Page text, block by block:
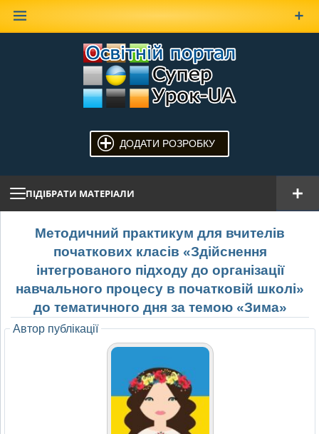
ДОДАТИ РОЗРОБКУ
ПІДІБРАТИ МАТЕРІАЛИ
Методичний практикум для вчителів
початкових класів «Здійснення
інтегрованого підходу до організації
навчального процесу в початковій школі»
до тематичного дня за темою «Зима»
Автор публікації